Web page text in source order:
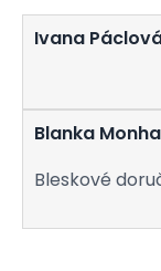
Ivana
Blanka
Bleskové